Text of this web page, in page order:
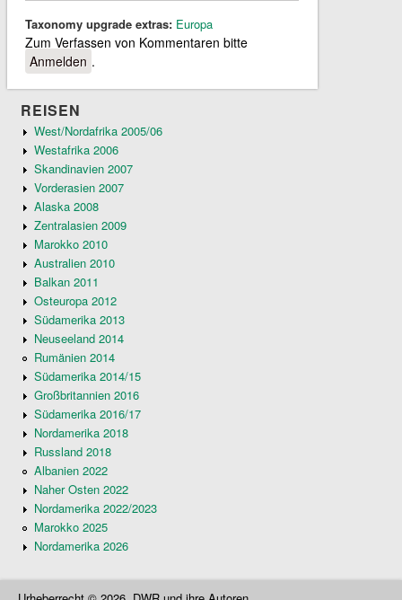
Taxonomy upgrade extras: Europa
Zum Verfassen von Kommentaren bitte
Anmelden .
REISEN
West/Nordafrika 2005/06
Westafrika 2006
Skandinavien 2007
Vorderasien 2007
Alaska 2008
Zentralasien 2009
Marokko 2010
Australien 2010
Balkan 2011
Osteuropa 2012
Südamerika 2013
Neuseeland 2014
Rumänien 2014
Südamerika 2014/15
Großbritannien 2016
Südamerika 2016/17
Nordamerika 2018
Russland 2018
Albanien 2022
Naher Osten 2022
Nordamerika 2022/2023
Marokko 2025
Nordamerika 2026